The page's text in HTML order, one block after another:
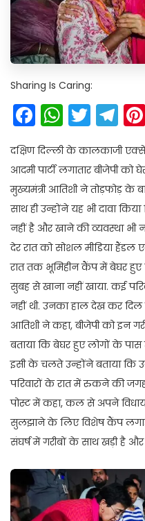
Sharing Is Caring:
Facebook
दक्षिण दिल्ली के कालकाजी
आदमी पार्टी लगातार बीजेपी को
मुख्यमंत्री आतिशी ने तोड़फोड़ के
साथ ही उन्होंने यह भी दावा
नहीं है और खाने की व्यवस्था भी
देर रात को सोशल मीडिया हैंडल
रात तक भूमिहीन कैंप में बेघर हुए
सुबह से खाना नहीं खाया. कई
नहीं थी. उनका हाल देख कर
आतिशी ने कहा, बीजेपी को इन
बताया कि बेघर हुए लोगों के
इसी के चलते उन्होंने बताया कि
परिवारों के रात में रुकने की
पोस्ट में कहा, कल से अपने
सुलझाने के लिए विशेष कैंप
संघर्ष में गरीबों के साथ खड़ी है और